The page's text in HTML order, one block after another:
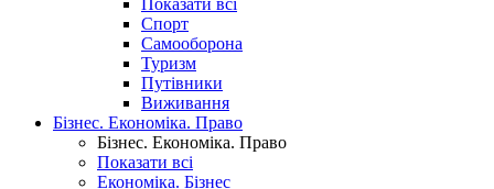
Показати всі
Спорт
Самооборона
Туризм
Путівники
Виживання
Бізнес. Економіка. Право
Бізнес. Економіка. Право
Показати всі
Економіка. Бізнес